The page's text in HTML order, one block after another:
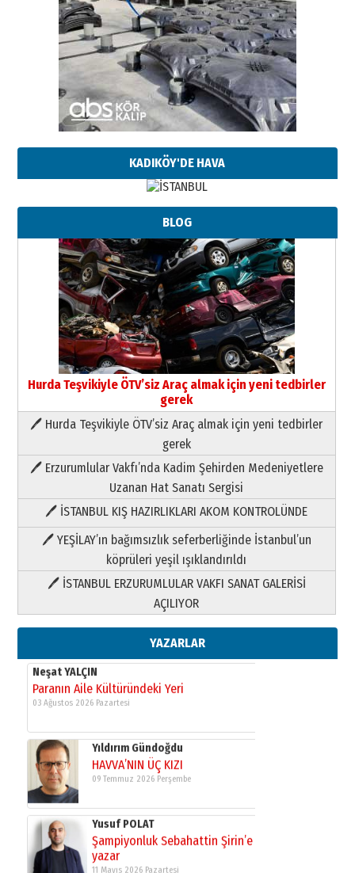
KADIKÖY'DE HAVA
BLOG
Hurda Teşvikiyle ÖTV’siz Araç almak için yeni tedbirler
gerek
🖊 Hurda Teşvikiyle ÖTV’siz Araç almak için yeni tedbirler
gerek
🖊 Erzurumlular Vakfı’nda Kadim Şehirden Medeniyetlere
Uzanan Hat Sanatı Sergisi
🖊 İSTANBUL KIŞ HAZIRLIKLARI AKOM KONTROLÜNDE
🖊 YEŞİLAY’ın bağımsızlık seferberliğinde İstanbul’un
köprüleri yeşil ışıklandırıldı
🖊 İSTANBUL ERZURUMLULAR VAKFI SANAT GALERİSİ
AÇILIYOR
YAZARLAR
Paranın Aile Kültüründeki Yeri
03 Ağustos 2026 Pazartesi
Yıldırım Gündoğdu
HAVVA’NIN ÜÇ KIZI
09 Temmuz 2026 Perşembe
Yusuf POLAT
Şampiyonluk Sebahattin Şirin’e
11 Mayıs 2026 Pazartesi
Neşat YALÇIN
Paranın Aile Kültüründeki Yeri
03 Ağustos 2026 Pazartesi
Yıldırım Gündoğdu
HAVVA’NIN ÜÇ KIZI
09 Temmuz 2026 Perşembe
Yusuf POLAT
Şampiyonluk Sebahattin Şirin’e
yazar
11 Mayıs 2026 Pazartesi